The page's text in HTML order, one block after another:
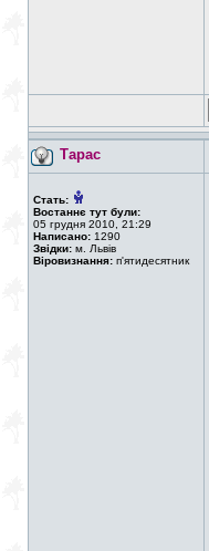
Тарас
Стать:
Востаннє тут були:
05 грудня 2010, 21:29
Написано: 1290
Звідки: м. Львів
Віровизнання: п'ятидесятник